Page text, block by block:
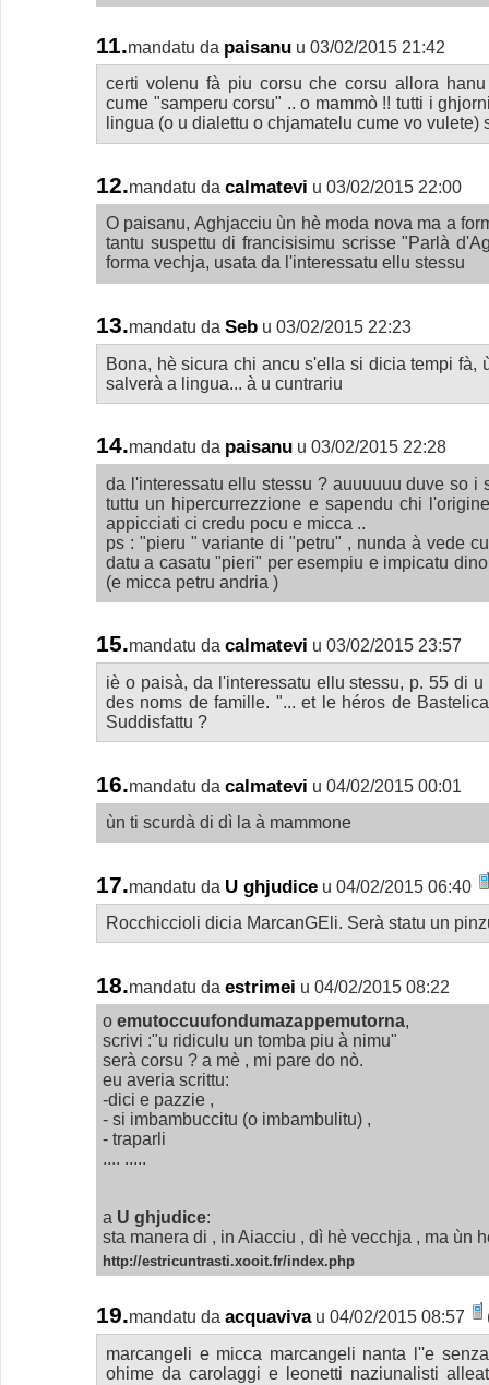
11.mandatu da paisanu u 03/02/2015 21:42
certi volenu fà piu corsu che corsu allora
cume "samperu corsu" .. o mammò !! tutti i
lingua (o u dialettu o chjamatelu cume vo vulete)
12.mandatu da calmatevi u 03/02/2015 22:00
O paisanu, Aghjacciu ùn hè moda nova ma a
tantu suspettu di francisisimu scrisse "Parlà
forma vechja, usata da l'interessatu ellu stessu
13.mandatu da Seb u 03/02/2015 22:23
Bona, hè sicura chi ancu s'ella si dicia tempi fà,
salverà a lingua... à u cuntrariu
14.mandatu da paisanu u 03/02/2015 22:28
da l'interessatu ellu stessu ? auuuuuu duve so i
tuttu un hipercurrezzione e sapendu chi
appicciati ci credu pocu e micca ..
ps : "pieru " variante di "petru" , nunda à vede
datu a casatu "pieri" per esempiu e impicatu
(e micca petru andria )
15.mandatu da calmatevi u 03/02/2015 23:57
iè o paisà, da l'interessatu ellu stessu, p. 55 di
des noms de famille. "... et le héros de
Suddisfattu ?
16.mandatu da calmatevi u 04/02/2015 00:01
ùn ti scurdà di dì la à mammone
17.mandatu da U ghjudice u 04/02/2015 06:40
Rocchiccioli dicia MarcanGEli. Serà statu un
18.mandatu da estrimei u 04/02/2015 08:22
oemutoccuufondumazappemutorna,
scrivi :"u ridiculu un tomba piu à nimu"
serà corsu ? a mè , mi pare do nò.
eu averia scrittu:
-dici e pazzie ,
- si imbambuccitu (o imbambulitu) ,
- traparli
.... .....
a U ghjudice:
sta manera di , in Aiacciu , dì hè vecchja , ma ùn
http://estricuntrasti.xooit.fr/index.php
19.mandatu da acquaviva u 04/02/2015 08:57
marcangeli e micca marcangeli nanta l''e
ohime da carolaggi e leonetti naziunalisti